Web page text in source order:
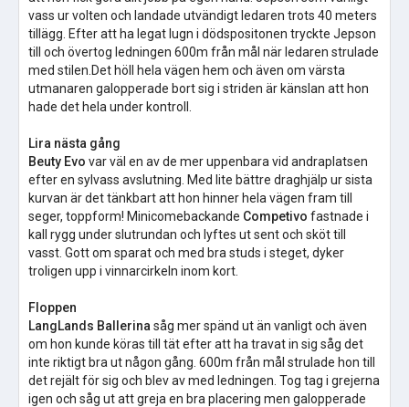
vass ur volten och landade utvändigt ledaren trots 40 meters
tillägg. Efter att ha legat lugn i dödspositonen tryckte Jepson
till och övertog ledningen 600m från mål när ledaren strulade
med stilen.Det höll hela vägen hem och även om värsta
utmanaren galopperade bort sig i striden är känslan att hon
hade det hela under kontroll.
Lira nästa gång
Beuty Evo var väl en av de mer uppenbara vid andraplatsen
efter en sylvass avslutning. Med lite bättre draghjälp ur sista
kurvan är det tänkbart att hon hinner hela vägen fram till
seger, toppform! Minicomebackande Competivo fastnade i
kall rygg under slutrundan och lyftes ut sent och sköt till
vasst. Gott om sparat och med bra studs i steget, dyker
troligen upp i vinnarcirkeln inom kort.
Floppen
LangLands Ballerina såg mer spänd ut än vanligt och även
om hon kunde köras till tät efter att ha travat in sig såg det
inte riktigt bra ut någon gång. 600m från mål strulade hon till
det rejält för sig och blev av med ledningen. Tog tag i grejerna
igen och såg ut att greja en bra placering men galopperade